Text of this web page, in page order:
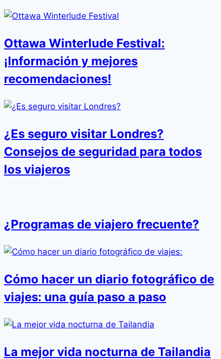
Ottawa Winterlude Festival:
¡Información y mejores
recomendaciones!
¿Es seguro visitar Londres?
Consejos de seguridad para todos
los viajeros
¿Programas de viajero frecuente?
Cómo hacer un diario fotográfico de
viajes: una guía paso a paso
La mejor vida nocturna de Tailandia